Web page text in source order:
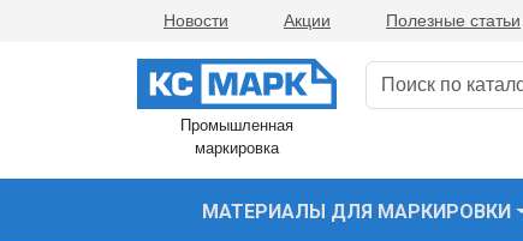
Новости Акции Полезные статьи
Промышленная
маркировка
МАТЕРИАЛЫ ДЛЯ МАРКИРОВКИ